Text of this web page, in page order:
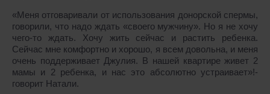
«Меня отговаривали от использования донорской спермы,
говорили, что надо ждать «своего мужчину». Но я не хочу
чего-то ждать. Хочу жить сейчас и растить ребенка.
Сейчас мне комфортно и хорошо, я всем довольна, и меня
очень поддерживает Джулия. В нашей квартире живет 2
мамы и 2 ребенка, и нас это абсолютно устраивает»!-
говорит Натали.